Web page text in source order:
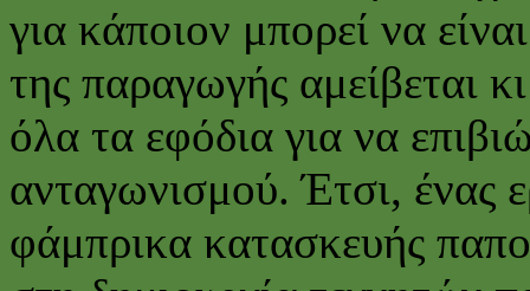
για κάποιον μπορεί να
της παραγωγής αμείβεται
όλα τα εφόδια για να
ανταγωνισμού. Έτσι, ένας
φάμπρικα κατασκευής